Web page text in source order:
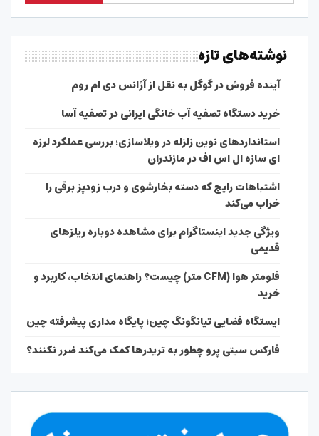
نوشته‌های تازه
آینده فروش در گوگل به نقل از آژانس دی ام روم
خرید دستگاه تصفیه آب خانگی ایرانی در تصفیه آسا
استانداردهای نوین زلزله در ویلاسازی؛ بررسی عملکرد لرزه
ای سازه ال اس اف در مازندران
اشتباهات رایج که دسته بخارشوی و درب زودپز برقی را
خراب می‌کند
ویژگی جدید اینستاگرام برای مشاهده دوباره ریلزهای
قدیمی
فلومتر هوا (CFM متر) چیست؟ راهنمای انتخاب، کاربرد و
خرید
ایستگاه فضایی تیانگونگ چین؛ پایگاه مداری پیشرفته چین
فارکس سیتی پرو چطور به تریدرها کمک می‌کند ضرر نکنند؟